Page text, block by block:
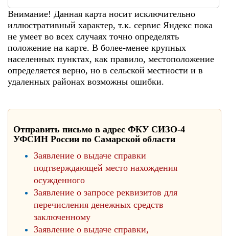
Внимание! Данная карта носит исключительно
иллюстративный характер, т.к. сервис Яндекс пока
не умеет во всех случаях точно определять
положение на карте. В более-менее крупных
населенных пунктах, как правило, местоположение
определяется верно, но в сельской местности и в
удаленных районах возможны ошибки.
Отправить письмо в адрес ФКУ СИЗО-4
УФСИН России по Самарской области
Заявление о выдаче справки
подтверждающей место нахождения
осужденного
Заявление о запросе реквизитов для
перечисления денежных средств
заключенному
Заявление о выдаче справки,